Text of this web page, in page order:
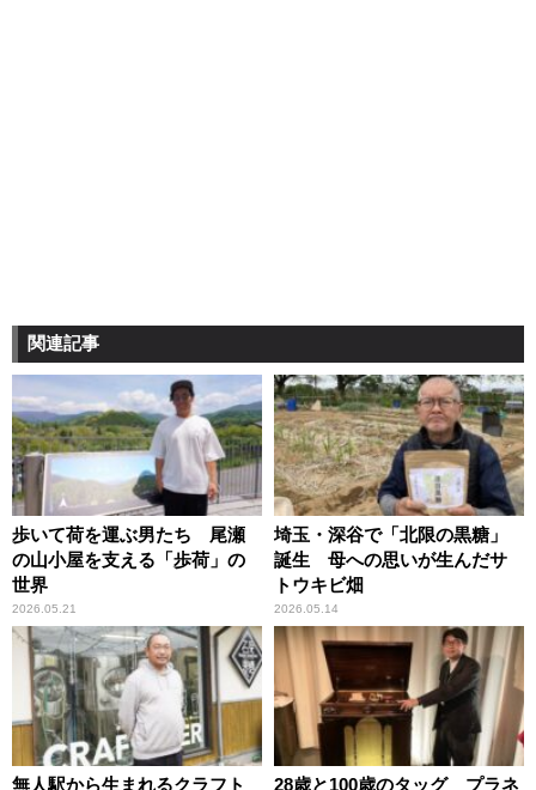
関連記事
歩いて荷を運ぶ男たち 尾瀬
の山小屋を支える「歩荷」の
世界
2026.05.21
埼玉・深谷で「北限の黒糖」
誕生 母への思いが生んだサ
トウキビ畑
2026.05.14
無人駅から生まれるクラフト
28歳と100歳のタッグ プラネ